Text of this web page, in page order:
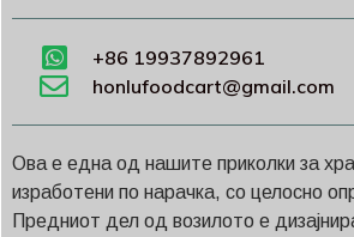
+86 19937892961
honlufoodcart@gmail.com
Ова е една од нашите приколки за
изработени по нарачка, со целосно
Предниот дел од возилото е